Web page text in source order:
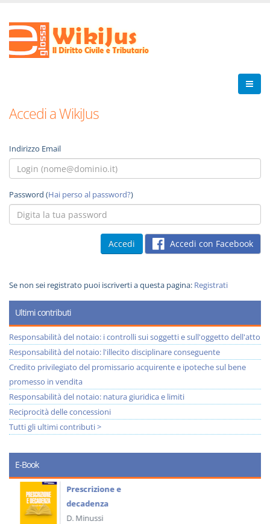
Accedi a WikiJus
Indirizzo Email
Password (Hai perso al password?)
Accedi con Facebook
Se non sei registrato puoi iscriverti a questa pagina: Registrati
Ultimi contributi
Responsabilità del notaio: i controlli sui soggetti e sull'oggetto dell'atto
Responsabilità del notaio: l'illecito disciplinare conseguente
Credito privilegiato del promissario acquirente e ipoteche sul bene
promesso in vendita
Responsabilità del notaio: natura giuridica e limiti
Reciprocità delle concessioni
Tutti gli ultimi contributi >
E-Book
Prescrizione e
decadenza
D. Minussi